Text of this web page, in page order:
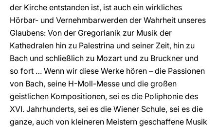
der Kirche entstanden ist, ist auch ein wirkliches
Hörbar- und Vernehmbarwerden der Wahrheit unseres
Glaubens: Von der Gregorianik zur Musik der
Kathedralen hin zu Palestrina und seiner Zeit, hin zu
Bach und schließlich zu Mozart und zu Bruckner und
so fort … Wenn wir diese Werke hören – die Passionen
von Bach, seine H-Moll-Messe und die großen
geistlichen Kompositionen, sei es die Poliphonie des
XVI. Jahrhunderts, sei es die Wiener Schule, sei es die
ganze, auch von kleineren Meistern geschaffene Musik